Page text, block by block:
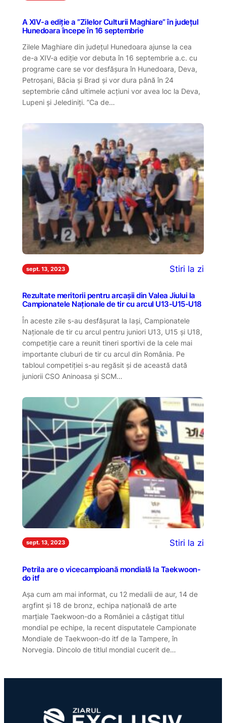
A XIV-a ediție a ”Zilelor Culturii Maghiare” în județul
Hunedoara începe în 16 septembrie
Zilele Maghiare din județul Hunedoara ajunse la cea
de-a XIV-a ediție vor debuta în 16 septembrie a.c. cu
programe care se vor desfășura în Hunedoara, Deva,
Petroșani, Băcia și Brad și vor dura până în 24
septembrie când ultimele acțiuni vor avea loc la Deva,
Lupeni și Jelediniți. ”Ca de…
sept. 13, 2023 Stiri la zi
Rezultate meritorii pentru arcașii din Valea Jiului la
Campionatele Naționale de tir cu arcul U13-U15-U18
În aceste zile s-au desfășurat la Iași, Campionatele
Naționale de tir cu arcul pentru juniori U13, U15 și U18,
competiție care a reunit tineri sportivi de la cele mai
importante cluburi de tir cu arcul din România. Pe
tabloul competiției s-au regăsit și de această dată
juniorii CSO Aninoasa și SCM…
sept. 13, 2023 Stiri la zi
Petrila are o vicecampioană mondială la Taekwoon-
do itf
Așa cum am mai informat, cu 12 medalii de aur, 14 de
argfint și 18 de bronz, echipa națională de arte
marțiale Taekwoon-do a României a câștigat titlul
mondial pe echipe, la recent disputatele Campionate
Mondiale de Taekwoon-do itf de la Tampere, în
Norvegia. Dincolo de titlul mondial cucerit de…